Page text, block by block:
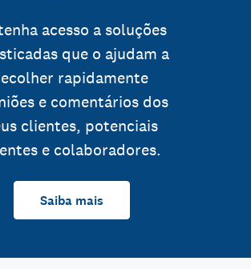
acesso a soluções
que o ajudam a
rapidamente
e comentários dos
clientes, potenciais
e colaboradores.
Saiba mais